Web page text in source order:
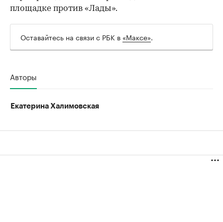
площадке против «Лады».
Оставайтесь на связи с РБК в «Максе».
Авторы
Екатерина Халимовская